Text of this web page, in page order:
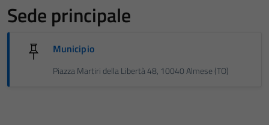
Sede principale
Municipio
Piazza Martiri della Libertà 48, 10040 Almese (TO)